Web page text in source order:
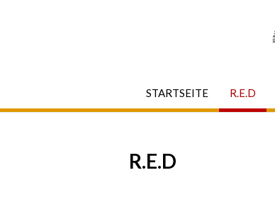
STARTSEITE R.E.D
R.E.D